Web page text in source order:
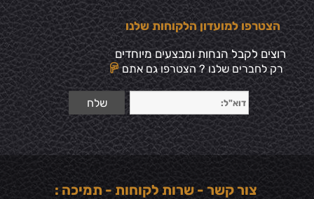
הצטרפו למועדון הלקוחות שלנו
רוצים לקבל הנחות ומבצעים מיוחדים
רק לחברים שלנו ? הצטרפו גם אתם
צור קשר - שרות לקוחות - תמיכה :